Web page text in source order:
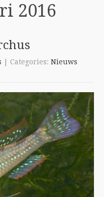
2016
| Categories: Nieuws